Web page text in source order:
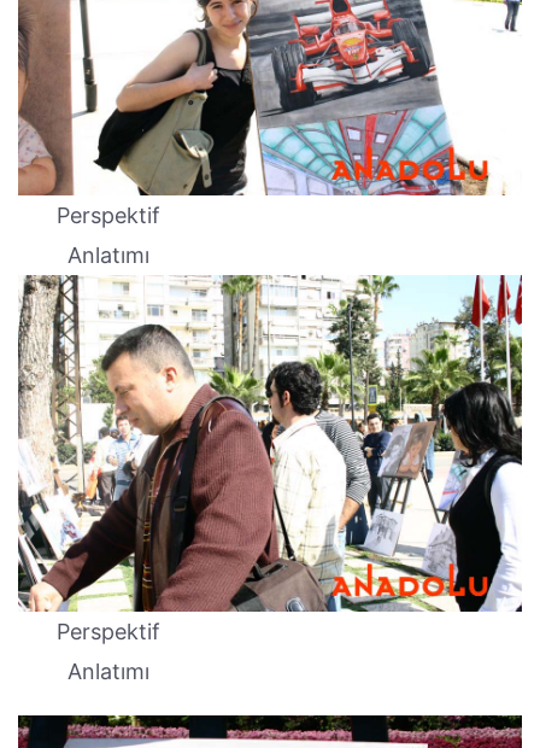
Perspektif
Anlatımı
Perspektif
Anlatımı